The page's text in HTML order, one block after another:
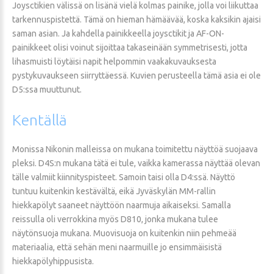
Joysctikien välissä on lisänä vielä kolmas painike, jolla voi liikuttaa
tarkennuspistettä. Tämä on hieman hämäävää, koska kaksikin ajaisi
saman asian. Ja kahdella painikkeella joysctikit ja AF-ON-
painikkeet olisi voinut sijoittaa takaseinään symmetrisesti, jotta
lihasmuisti löytäisi napit helpommin vaakakuvauksesta
pystykuvaukseen siirryttäessä. Kuvien perusteella tämä asia ei ole
D5:ssa muuttunut.
Kentällä
Monissa Nikonin malleissa on mukana toimitettu näyttöä suojaava
pleksi. D4S:n mukana tätä ei tule, vaikka kamerassa näyttää olevan
tälle valmiit kiinnityspisteet. Samoin taisi olla D4:ssä. Näyttö
tuntuu kuitenkin kestävältä, eikä Jyväskylän MM-rallin
hiekkapölyt saaneet näyttöön naarmuja aikaiseksi. Samalla
reissulla oli verrokkina myös D810, jonka mukana tulee
näytönsuoja mukana. Muovisuoja on kuitenkin niin pehmeää
materiaalia, että sehän meni naarmuille jo ensimmäisistä
hiekkapölyhippusista.